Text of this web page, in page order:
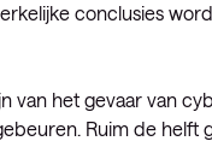
conclusies
van het gevaar van
Ruim de